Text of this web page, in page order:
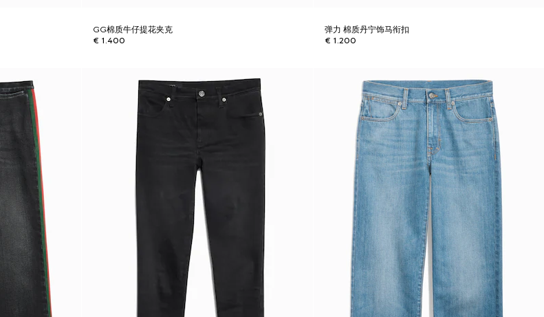
GG棉质牛仔提花夹克
€ 1.400
弹力 棉质丹宁饰马衔扣
€ 1.200